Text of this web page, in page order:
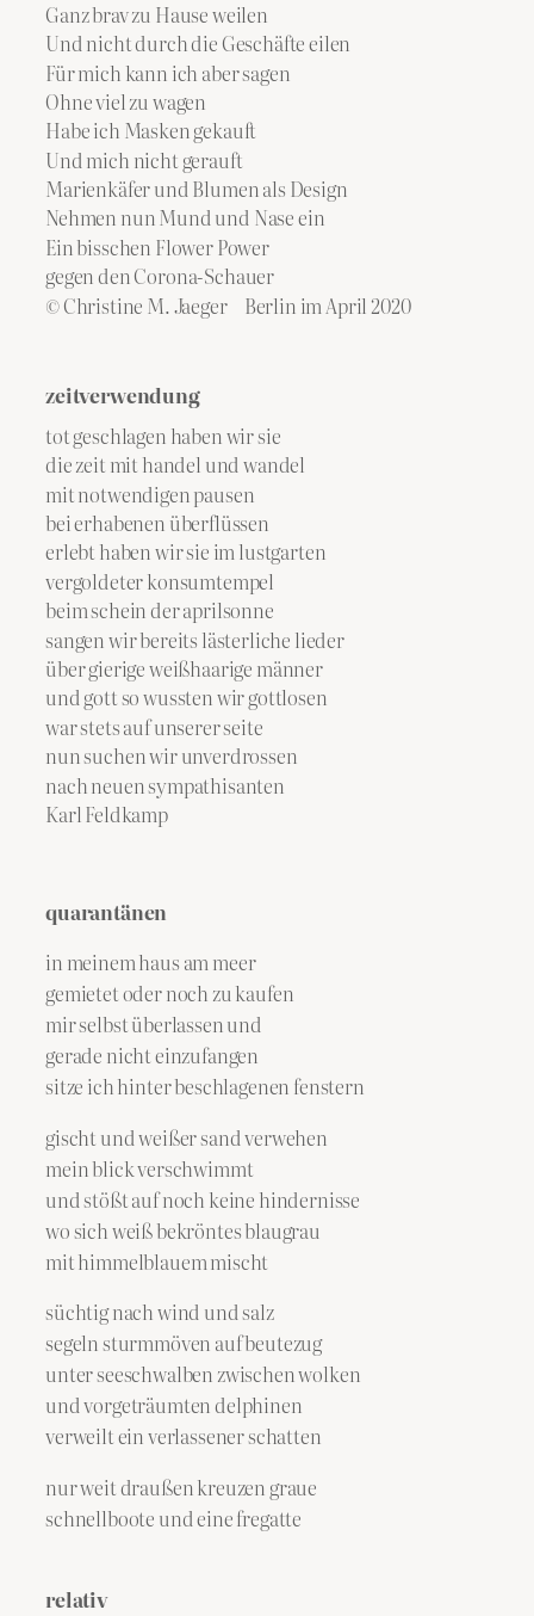
Ganz brav zu Hause weilen
Und nicht durch die Geschäfte eilen
Für mich kann ich aber sagen
Ohne viel zu wagen
Habe ich Masken gekauft
Und mich nicht gerauft
Marienkäfer und Blumen als Design
Nehmen nun Mund und Nase ein
Ein bisschen Flower Power
gegen den Corona-Schauer
© Christine M. Jaeger Berlin im April 2020
zeitverwendung
tot geschlagen haben wir sie
die zeit mit handel und wandel
mit notwendigen pausen
bei erhabenen überflüssen
erlebt haben wir sie im lustgarten
vergoldeter konsumtempel
beim schein der aprilsonne
sangen wir bereits lästerliche lieder
über gierige weißhaarige männer
und gott so wussten wir gottlosen
war stets auf unserer seite
nun suchen wir unverdrossen
nach neuen sympathisanten
Karl Feldkamp
quarantänen
in meinem haus am meer
gemietet oder noch zu kaufen
mir selbst überlassen und
gerade nicht einzufangen
sitze ich hinter beschlagenen fenstern
gischt und weißer sand verwehen
mein blick verschwimmt
und stößt auf noch keine hindernisse
wo sich weiß bekröntes blaugrau
mit himmelblauem mischt
süchtig nach wind und salz
segeln sturmmöven auf beutezug
unter seeschwalben zwischen wolken
und vorgeträumten delphinen
verweilt ein verlassener schatten
nur weit draußen kreuzen graue
schnellboote und eine fregatte
relativ